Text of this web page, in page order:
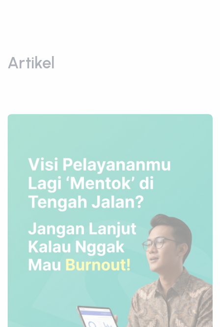
Artikel